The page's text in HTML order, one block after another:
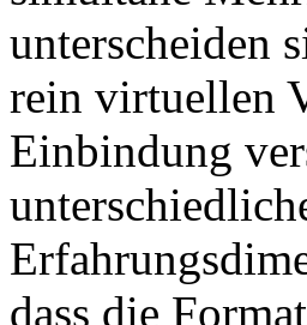
unterscheiden
rein virtuellen
Einbindung
dass die